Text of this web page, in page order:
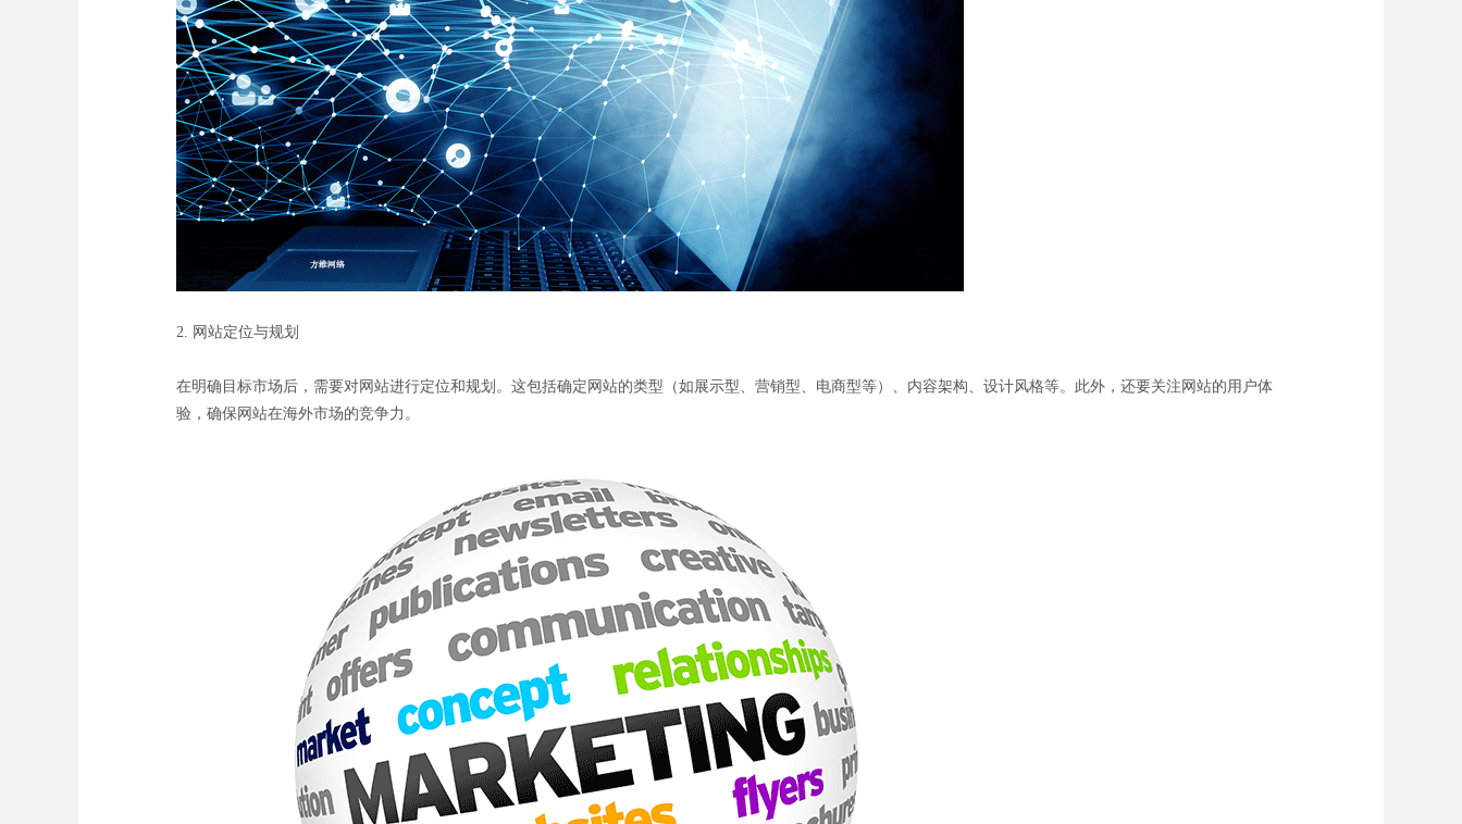
2. 网站定位与规划
在明确目标市场后，需要对网站进行定位和规划。这包括确定网站的类型（如展示型、营销型、电商型等）、内容架构、设计风格等。此外，还要关注网站的用户体
验，确保网站在海外市场的竞争力。